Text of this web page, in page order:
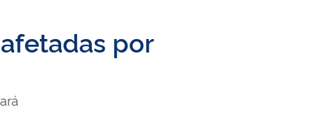
por